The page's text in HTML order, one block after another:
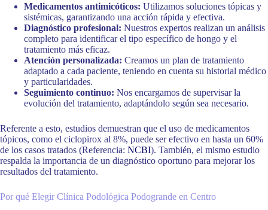
Medicamentos antimicóticos: Utilizamos soluciones tópicas y
sistémicas, garantizando una acción rápida y efectiva.
Diagnóstico profesional: Nuestros expertos realizan un análisis
completo para identificar el tipo específico de hongo y el
tratamiento más eficaz.
Atención personalizada: Creamos un plan de tratamiento
adaptado a cada paciente, teniendo en cuenta su historial médico
y particularidades.
Seguimiento continuo: Nos encargamos de supervisar la
evolución del tratamiento, adaptándolo según sea necesario.
Referente a esto, estudios demuestran que el uso de medicamentos
tópicos, como el ciclopirox al 8%, puede ser efectivo en hasta un 60%
de los casos tratados (Referencia: NCBI). También, el mismo estudio
respalda la importancia de un diagnóstico oportuno para mejorar los
resultados del tratamiento.
Por qué Elegir Clínica Podológica Podogrande en Centro